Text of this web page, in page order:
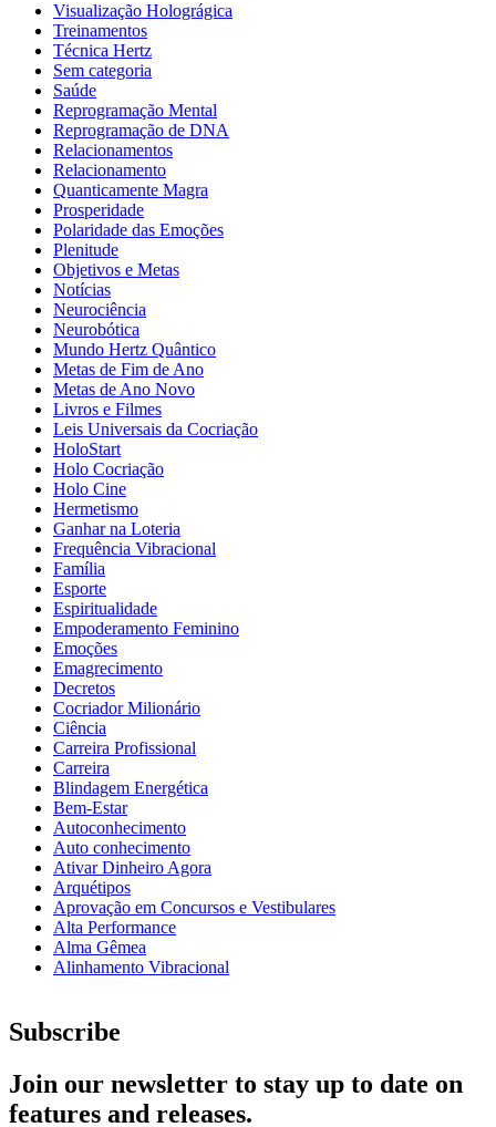
Visualização Holográgica
Treinamentos
Técnica Hertz
Sem categoria
Saúde
Reprogramação Mental
Reprogramação de DNA
Relacionamentos
Relacionamento
Quanticamente Magra
Prosperidade
Polaridade das Emoções
Plenitude
Objetivos e Metas
Notícias
Neurociência
Neurobótica
Mundo Hertz Quântico
Metas de Fim de Ano
Metas de Ano Novo
Livros e Filmes
Leis Universais da Cocriação
HoloStart
Holo Cocriação
Holo Cine
Hermetismo
Ganhar na Loteria
Frequência Vibracional
Família
Esporte
Espiritualidade
Empoderamento Feminino
Emoções
Emagrecimento
Decretos
Cocriador Milionário
Ciência
Carreira Profissional
Carreira
Blindagem Energética
Bem-Estar
Autoconhecimento
Auto conhecimento
Ativar Dinheiro Agora
Arquétipos
Aprovação em Concursos e Vestibulares
Alta Performance
Alma Gêmea
Alinhamento Vibracional
Subscribe
Join our newsletter to stay up to date on
features and releases.